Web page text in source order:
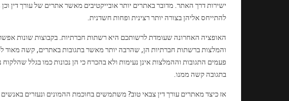
ישירות דרך האתר. מדובר באתרים יותר אובייקטיבים מאשר אתרים של עורך דין
להתייחס אליהן בצורה יותר רצינית ופחות חשדנית.
האופציה האחרונה שעומדת לרשותכם היא רשתות חברתיות. בקבוצות שונות
והמלצות ברשתות חברתיות הן, שהרבה יותר מאשר בתגובות באתרים, קשה
פעמים התגובות וההמלצות אינן נעימות ולא בהכרח כי הן נכונות כמו בגלל
בתגובה קשה ממנו.
אז כיצד מאתרים עורך דין צבאי טוב? משתמשים בחוכמת ההמונים ונעזרים באנשים